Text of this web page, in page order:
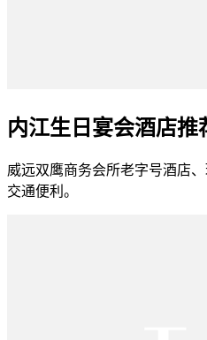
内江生日宴会酒店
威远双鹰商务会所老字号酒店
交通便利。